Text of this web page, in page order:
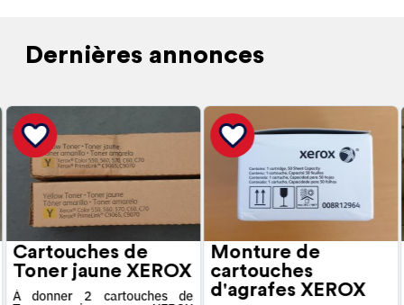
Dernières annonces
Cartouches de
Toner jaune XEROX
À donner 2 cartouches de
Monture de
cartouches
d'agrafes XEROX